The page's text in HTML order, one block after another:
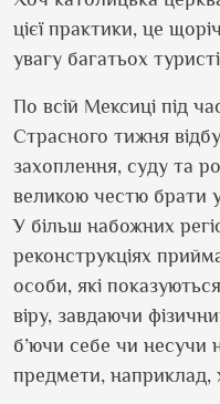
цієї практики, це
увагу багатьох
По всій Мексиці під
Страсного тижня
захоплення, суду та
великою честю брати
У більш набожних
реконструкціях
особи, які
віру, завдаючи
б’ючи себе чи несучи
предмети, наприклад,